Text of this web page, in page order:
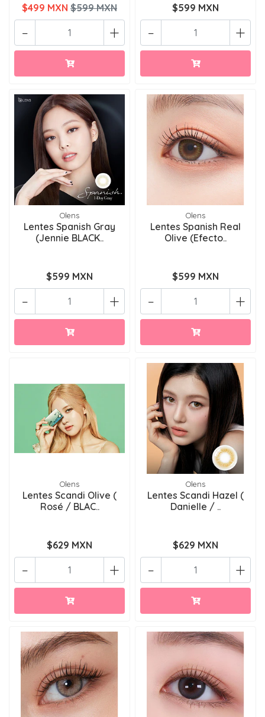
$499 MXN $599 MXN
+
-
$599 MXN
+
-
Olens
Lentes Spanish Gray
(Jennie BLACK..
$599 MXN
+
-
Olens
Lentes Spanish Real
Olive (Efecto..
$599 MXN
+
-
Olens
Lentes Scandi Olive (
Rosé / BLAC..
$629 MXN
+
-
Olens
Lentes Scandi Hazel (
Danielle / ..
$629 MXN
+
-